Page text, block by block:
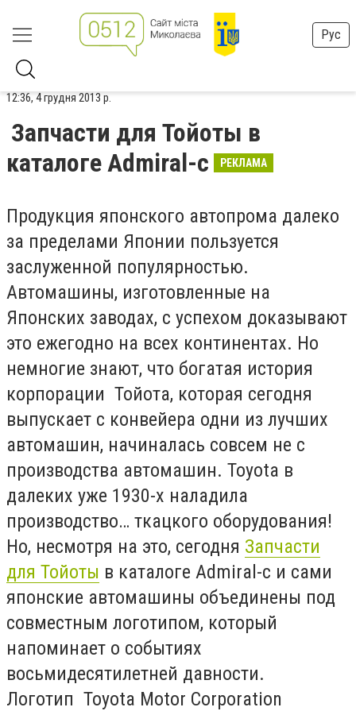
Рус
12:36, 4 грудня 2013 р.
Запчасти для Тойоты в
каталоге Admiral-c
РЕКЛАМА
Продукция японского автопрома далеко
за пределами Японии пользуется
заслуженной популярностью.
Автомашины, изготовленные на
Японских заводах, с успехом доказывают
это ежегодно на всех континентах. Но
немногие знают, что богатая история
корпорации Тойота, которая сегодня
выпускает с конвейера одни из лучших
автомашин, начиналась совсем не с
производства автомашин. Toyota в
далеких уже 1930-х наладила
производство… ткацкого оборудования!
Но, несмотря на это, сегодня Запчасти
для Тойоты в каталоге Admiral-c и сами
японские автомашины объединены под
совместным логотипом, который
напоминает о событиях
восьмидесятилетней давности.
Логотип Toyota Motor Corporation